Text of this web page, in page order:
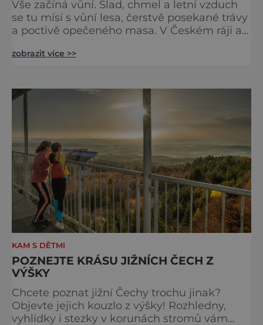
Vše začíná vůní. Slad, chmel a letní vzduch
se tu mísí s vůní lesa, čerstvě posekané trávy
a poctivě opečeného masa. V Českém ráji a
doušky – a ty tady tečou proudem. Není to
ví, že k dokonalému dni patří nejen výhled,
zobrazit více >>
KAM S DĚTMI
POZNEJTE KRÁSU JIŽNÍCH ČECH Z
VÝŠKY
Chcete poznat jižní Čechy trochu jinak?
Objevte jejich kouzlo z výšky! Rozhledny,
vyhlídky i stezky v korunách stromů vám